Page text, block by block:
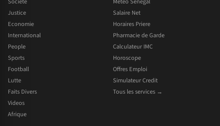
Justice
Economie
International
People
Sports
Football
Lutte
Faits Divers
Videos
Afrique
Salaire Net
Horaires Priere
Pharmacie de Garde
Calculateur IMC
Horoscope
Offres Emploi
Simulateur Credit
Tous les services →